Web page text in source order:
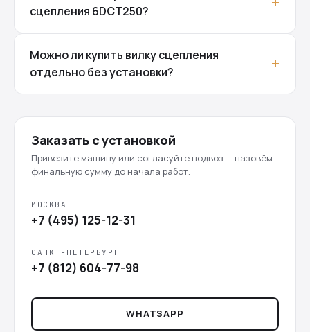
сцепления 6DCT250?
Можно ли купить вилку сцепления
отдельно без установки?
Заказать с установкой
Привезите машину или согласуйте подвоз — назовём
финальную сумму до начала работ.
МОСКВА
+7 (495) 125-12-31
САНКТ-ПЕТЕРБУРГ
+7 (812) 604-77-98
WHATSAPP